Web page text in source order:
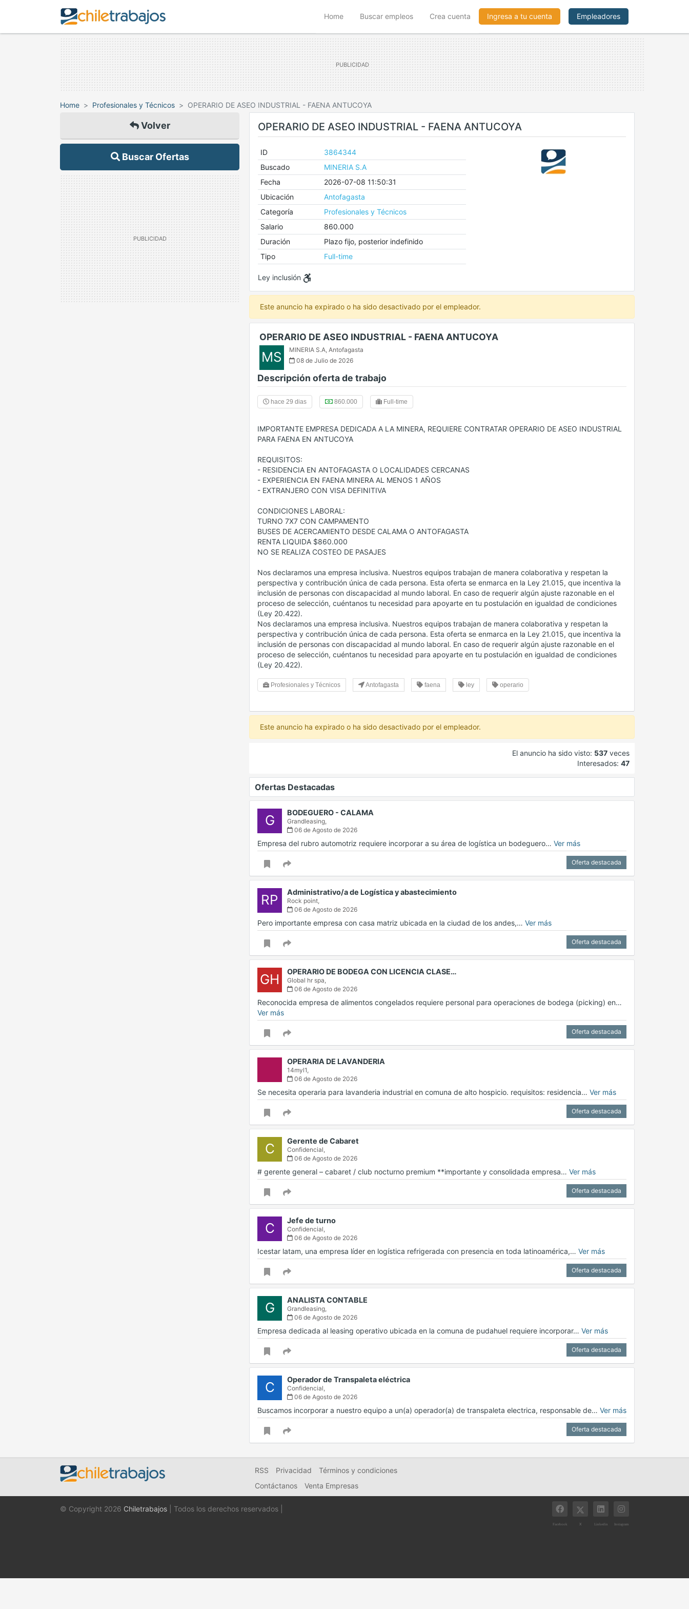
Home(current)Buscar empleos Crea cuenta Ingresa a tu cuenta Empleadores
Home Profesionales y Técnicos OPERARIO DE ASEO INDUSTRIAL - FAENA ANTUCOYA
Volver
Buscar Ofertas
OPERARIO DE ASEO INDUSTRIAL - FAENA ANTUCOYA
ID
3864344
Buscado
MINERIA S.A
Fecha
2026-07-08 11:50:31
Ubicación
Antofagasta
Categoría
Profesionales y Técnicos
Salario
860.000
Duración
Plazo fijo, posterior indefinido
Tipo
Full-time
Ley inclusión
Este anuncio ha expirado o ha sido desactivado por el empleador.
OPERARIO DE ASEO INDUSTRIAL - FAENA ANTUCOYA
MS MINERIA S.A, Antofagasta
08 de Julio de 2026
Descripción oferta de trabajo
hace 29 dias 860.000 Full-time
IMPORTANTE EMPRESA DEDICADA A LA MINERA, REQUIERE CONTRATAR OPERARIO DE ASEO INDUSTRIAL
PARA FAENA EN ANTUCOYA
REQUISITOS:
- RESIDENCIA EN ANTOFAGASTA O LOCALIDADES CERCANAS
- EXPERIENCIA EN FAENA MINERA AL MENOS 1 AÑOS
- EXTRANJERO CON VISA DEFINITIVA
CONDICIONES LABORAL:
TURNO 7X7 CON CAMPAMENTO
BUSES DE ACERCAMIENTO DESDE CALAMA O ANTOFAGASTA
RENTA LIQUIDA $860.000
NO SE REALIZA COSTEO DE PASAJES
Nos declaramos una empresa inclusiva. Nuestros equipos trabajan de manera colaborativa y respetan la
perspectiva y contribución única de cada persona. Esta oferta se enmarca en la Ley 21.015, que incentiva la
inclusión de personas con discapacidad al mundo laboral. En caso de requerir algún ajuste razonable en el
proceso de selección, cuéntanos tu necesidad para apoyarte en tu postulación en igualdad de condiciones
(Ley 20.422).
Nos declaramos una empresa inclusiva. Nuestros equipos trabajan de manera colaborativa y respetan la
perspectiva y contribución única de cada persona. Esta oferta se enmarca en la Ley 21.015, que incentiva la
inclusión de personas con discapacidad al mundo laboral. En caso de requerir algún ajuste razonable en el
proceso de selección, cuéntanos tu necesidad para apoyarte en tu postulación en igualdad de condiciones
(Ley 20.422).
Profesionales y Técnicos Antofagasta faena ley operario
Este anuncio ha expirado o ha sido desactivado por el empleador.
El anuncio ha sido visto: 537 veces
Interesados: 47
Ofertas Destacadas
G BODEGUERO - CALAMA
Grandleasing,
06 de Agosto de 2026
Empresa del rubro automotriz requiere incorporar a su área de logística un bodeguero… Ver más
Oferta destacada
RP Administrativo/a de Logística y abastecimiento
Rock point,
06 de Agosto de 2026
Pero importante empresa con casa matriz ubicada en la ciudad de los andes,… Ver más
Oferta destacada
GH OPERARIO DE BODEGA CON LICENCIA CLASE…
Global hr spa,
06 de Agosto de 2026
Reconocida empresa de alimentos congelados requiere personal para operaciones de bodega (picking) en…
Ver más
Oferta destacada
OPERARIA DE LAVANDERIA
14myl1,
06 de Agosto de 2026
Se necesita operaria para lavanderia industrial en comuna de alto hospicio. requisitos: residencia… Ver más
Oferta destacada
C Gerente de Cabaret
Confidencial,
06 de Agosto de 2026
# gerente general – cabaret / club nocturno premium **importante y consolidada empresa… Ver más
Oferta destacada
C Jefe de turno
Confidencial,
06 de Agosto de 2026
Icestar latam, una empresa líder en logística refrigerada con presencia en toda latinoamérica,… Ver más
Oferta destacada
G ANALISTA CONTABLE
Grandleasing,
06 de Agosto de 2026
Empresa dedicada al leasing operativo ubicada en la comuna de pudahuel requiere incorporar… Ver más
Oferta destacada
C Operador de Transpaleta eléctrica
Confidencial,
06 de Agosto de 2026
Buscamos incorporar a nuestro equipo a un(a) operador(a) de transpaleta electrica, responsable de… Ver más
Oferta destacada
RSS Privacidad
Términos y condiciones
Contáctanos
Venta Empresas
© Copyright 2026 Chiletrabajos | Todos los derechos reservados |
Facebook X Linkedin Instagram